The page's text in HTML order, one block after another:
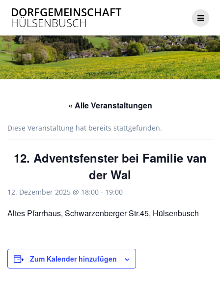
Inhalt
DORFGEMEINSCHAFT
HÜLSENBUSCH
« Alle Veranstaltungen
Diese Veranstaltung hat bereits stattgefunden.
12. Adventsfenster bei Familie van
der Wal
12. Dezember 2025 @ 18:00 - 19:00
Altes Pfarrhaus, Schwarzenberger Str.45, Hülsenbusch
Zum Kalender hinzufügen